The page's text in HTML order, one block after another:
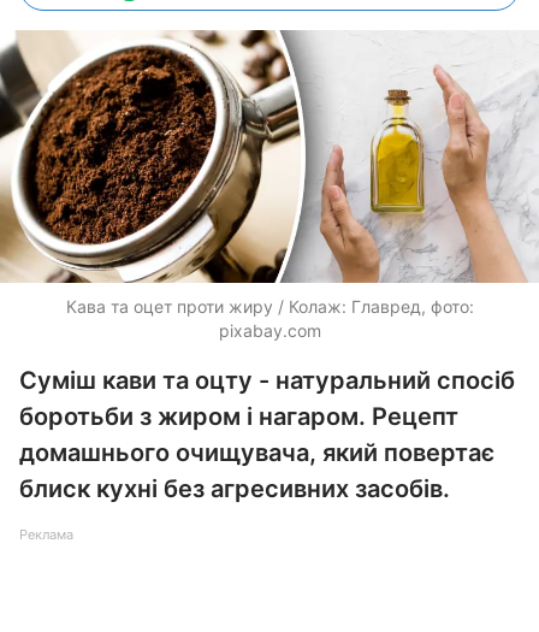
Кава та оцет проти жиру / Колаж: Главред, фото:
pixabay.com
Суміш кави та оцту - натуральний спосіб
боротьби з жиром і нагаром. Рецепт
домашнього очищувача, який повертає
блиск кухні без агресивних засобів.
Реклама